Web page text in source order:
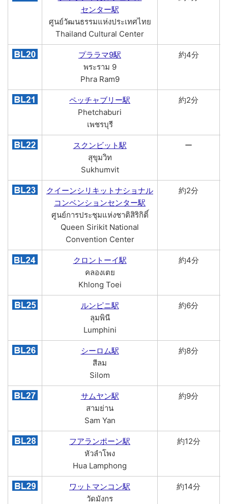
センター駅
ศูนย์วัฒนธรรมแห่งประเทศไทย
Thailand Cultural Center
プララマ9駅
พระราม 9
Phra Ram9
約4分
ペッチャブリー駅
Phetchaburi
เพชรบุรี
約2分
スクンビット駅
สุขุมวิท
Sukhumvit
ー
クイーンシリキットナショナル
コンベンションセンター駅
ศูนย์การประชุมแห่งชาติสิริกิติ์
Queen Sirikit National
Convention Center
約2分
クロントーイ駅
คลองเตย
Khlong Toei
約4分
ルンピニ駅
ลุมพินี
Lumphini
約6分
シーロム駅
สีลม
Silom
約8分
サムヤン駅
สามย่าน
Sam Yan
約9分
フアランポーン駅
หัวลำโพง
Hua Lamphong
約12分
ワットマンコン駅
วัดมังกร
約14分